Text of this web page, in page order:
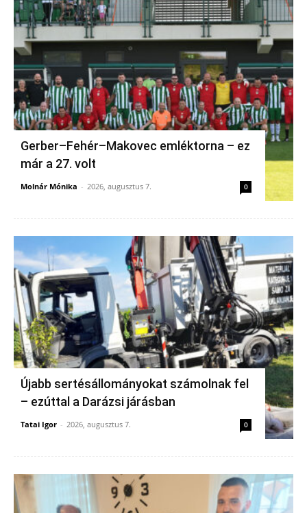
Gerber–Fehér–Makovec emléktorna – ez
már a 27. volt
Molnár Mónika - 2026, augusztus 7. 0
Újabb sertésállományokat számolnak fel
– ezúttal a Darázsi járásban
Tatai Igor - 2026, augusztus 7. 0